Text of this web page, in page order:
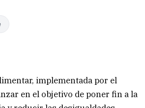
implementada por el
en el objetivo de poner fin a la